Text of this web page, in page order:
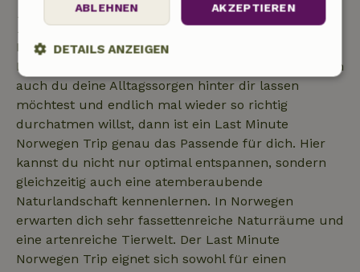
Last Minute Norwegen
In Norwegen wartet ein dichtes Waldgebiet endlose
Fjorde und faszinierende Gipfelberge auf dich. Wenn
auch du deine Alltagssorgen hinter dir lassen
möchtest und endlich mal wieder so richtig
durchatmen willst, dann ist ein Last Minute
Norwegen Trip genau das Passende für dich. Hier
kannst du nicht nur optimal entspannen, sondern
gleichzeitig auch eine atemberaubende
Naturlandschaft kennenlernen. In Norwegen
erwarten dich sehr fassettenreiche Naturräume und
eine artenreiche Tierwelt. Der Last Minute
Norwegen Trip eignet sich sowohl für einen
AKZEPTIEREN
ABLEHNEN
DETAILS ANZEIGEN
Unbedingt
Performance Targeting
Funktionalität Unklassifizierte